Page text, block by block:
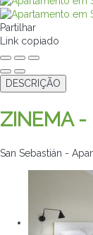
Partilhar
Link copiado
DESCRIÇÃO
ZINEMA
San Sebastián -